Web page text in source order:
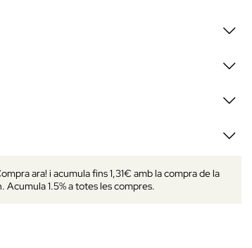
ara! i acumula fins 1,31€ amb la compra de la
Acumula 1.5% a totes les compres.